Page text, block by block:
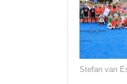
Stefan van